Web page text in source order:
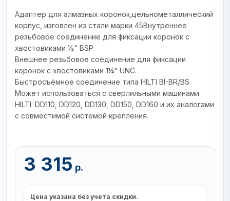
Адаптер для алмазных коронок,цельнометаллический
корпус, изговлен из стали марки 45Внутреннее
резьбовое соединение для фиксации коронок с
хвостовиками ½" BSP.
Внешнее резьбовое соединение для фиксации
коронок с хвостовиками 1¼" UNC.
Быстросъёмное соединение типа HILTI BI-BR/BS.
Может использоваться с сверлильными машинами
HILTI: DD110, DD120, DD130, DD150, DD160 и их аналогами
с совместимой системой крепления.
3 315 р.
Цена указана без учета скидки.